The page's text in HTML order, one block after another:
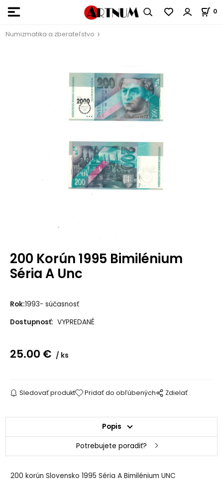
0
Numizmatika a zberateľstvo
200 Korún 1995 Bimilénium
Séria A Unc
Rok:1993- súčasnosť
Dostupnosť: VYPREDANÉ
25.00 € ks
Sledovať produkt Pridať do obľúbených Zdielať
Popis
Potrebujete poradiť?
200 korún Slovensko 1995 Séria A Bimilénium UNC